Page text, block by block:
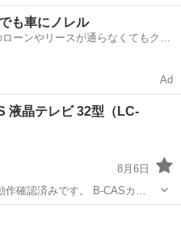
カー通勤OK＆無料駐車場あり
城県常陸大宮市》 人気の
の他
も車にノレル
ーンやリースが通らなくてもクル
Ad
液晶テレビ 32型（LC-
8月6日
作確認済みです。 B-CASカ…